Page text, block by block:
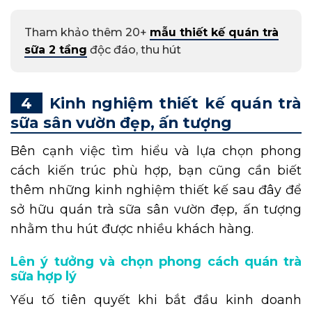
Tham khảo thêm 20+ mẫu thiết kế quán trà
sữa 2 tầng độc đáo, thu hút
Kinh nghiệm thiết kế quán trà
sữa sân vườn đẹp, ấn tượng
Bên cạnh việc tìm hiểu và lựa chọn phong
cách kiến trúc phù hợp, bạn cũng cần biết
thêm những kinh nghiệm thiết kế sau đây để
sở hữu quán trà sữa sân vườn đẹp, ấn tượng
nhằm thu hút được nhiều khách hàng.
Lên ý tưởng và chọn phong cách quán trà
sữa hợp lý
Yếu tố tiên quyết khi bắt đầu kinh doanh